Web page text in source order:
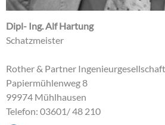
Dipl- Ing. Alf Hartung
Schatzmeister
Rother & Partner
Papiermühlenweg 8
99974 Mühlhausen
Telefon: 03601/ 48 210